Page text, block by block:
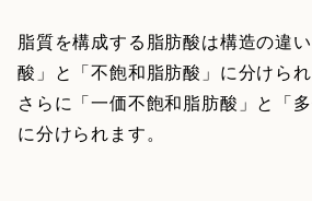
脂質を構成する脂肪酸は構造の違
酸」と「不飽和脂肪酸」に分けら
さらに「一価不飽和脂肪酸」と「
に分けられます。